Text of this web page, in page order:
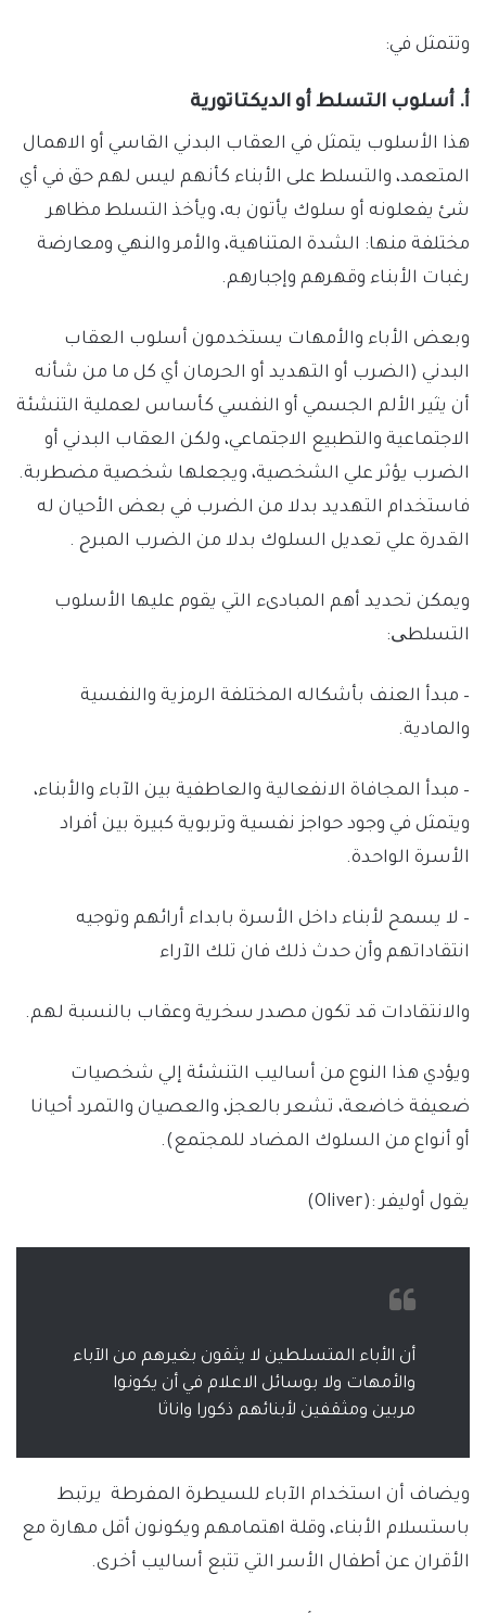
وتتمثل في:
أ. أسلوب التسلط أو الديكتاتورية
هذا الأسلوب يتمثل في العقاب البدني القاسي أو الاهمال
المتعمد، والتسلط على الأبناء كأنهم ليس لهم حق في أي
شئ يفعلونه أو سلوك يأتون به، ويأخذ التسلط مظاهر
مختلفة منها: الشدة المتناهية، والأمر والنهي ومعارضة
رغبات الأبناء وقهرهم وإجبارهم.
وبعض الأباء والأمهات يستخدمون أسلوب العقاب
البدني (الضرب أو التهديد أو الحرمان أي كل ما من شأنه
أن يثير الألم الجسمي أو النفسي كأساس لعملية التنشئة
الاجتماعية والتطبيع الاجتماعي، ولكن العقاب البدني أو
الضرب يؤثر علي الشخصية، ويجعلها شخصية مضطربة.
فاستخدام التهديد بدلا من الضرب في بعض الأحيان له
القدرة علي تعديل السلوك بدلا من الضرب المبرح .
ويمكن تحديد أهم المبادىء التي يقوم عليها الأسلوب
التسلطی:
– مبدأ العنف بأشكاله المختلفة الرمزية والنفسية
والمادية.
– مبدأ المجافاة الانفعالية والعاطفية بين الآباء والأبناء،
ويتمثل في وجود حواجز نفسية وتربوية كبيرة بين أفراد
الأسرة الواحدة.
– لا يسمح لأبناء داخل الأسرة بابداء أرائهم وتوجيه
انتقاداتهم وأن حدث ذلك فان تلك الآراء
والانتقادات قد تكون مصدر سخرية وعقاب بالنسبة لهم.
ويؤدي هذا النوع من أساليب التنشئة إلي شخصيات
ضعيفة خاضعة، تشعر بالعجز، والعصيان والتمرد أحيانا
أو أنواع من السلوك المضاد للمجتمع).
يقول أوليفر :(Oliver)
أن الأباء المتسلطين لا يثقون بغيرهم من الآباء
والأمهات ولا بوسائل الاعلام في أن يكونوا
مربين ومثقفين لأبنائهم ذكورا واناثا
ويضاف أن استخدام الآباء للسيطرة المفرطة يرتبط
باستسلام الأبناء، وقلة اهتمامهم ويكونون أقل مهارة مع
الأقران عن أطفال الأسر التي تتبع أساليب أخرى.